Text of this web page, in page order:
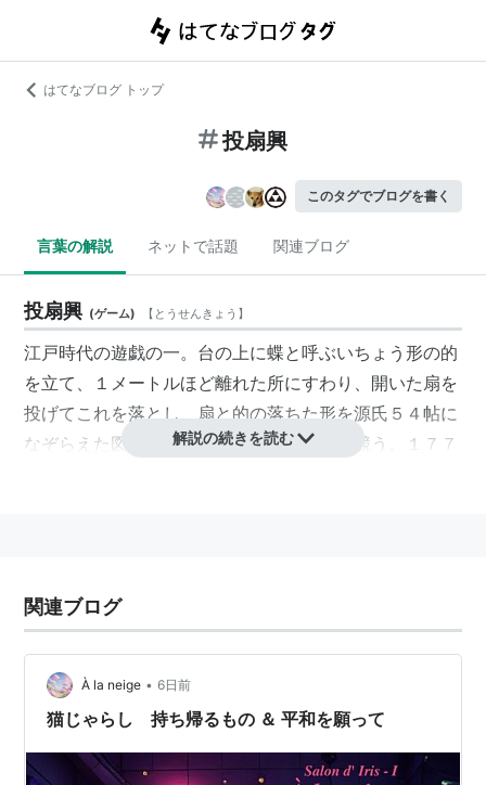
はてなブログ トップ
投扇興
このタグでブログを書く
言葉の解説 ネットで話題 関連ブログ
投扇興 (ゲーム) 【 とうせんきょう 】
江戸時代の遊戯の一。台の上に蝶と呼ぶいちょう形の的
を立て、１メートルほど離れた所にすわり、開いた扇を
投げてこれを落とし、扇と的の落ちた形を源氏５４帖に
なぞらえた図式に照らして採点し、優劣を競う。１７７
毛氈の中央に置かれた縦長の木製の台に向けて扇を放
鈴の音と共に狙いたがわず蝶を落す事ができたのなら
ば、その落し方や落ち方で役を見立てその点数を得る事
ができる。ただし、台にぶつけたり台を倒してはならな
い。外れただけなら手習いとして無点だが、ぶつければ
解説の続きを読む
関連ブログ
À la neige • 6日前
猫じゃらし 持ち帰るもの ＆ 平和を願って